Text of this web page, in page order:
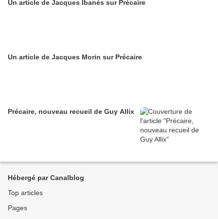
Un article de Jacques Ibanès sur Précaire
Un article de Jacques Morin sur Précaire
Précaire, nouveau recueil de Guy Allix
Hébergé par Canalblog
Top articles
Pages